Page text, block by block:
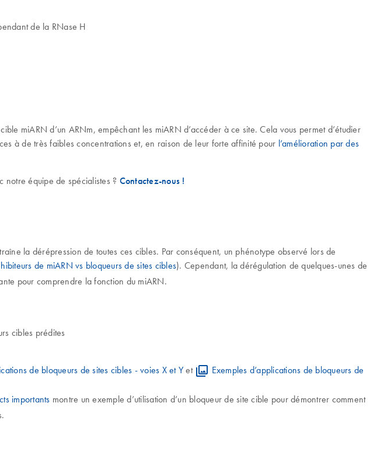
de la RNase H
miARN d’un ARNm, empêchant les miARN d’accéder à ce site. Cela vous permet d’étudier
à de très faibles concentrations et, en raison de leur forte affinité pour l’amélioration par des
notre équipe de spécialistes ? Contactez-nous !
la dérépression de toutes ces cibles. Par conséquent, un phénotype observé lors de
de miARN vs bloqueurs de sites cibles). Cependant, la dérégulation de quelques-unes de
pour comprendre la fonction du miARN.
cibles prédites
de bloqueurs de sites cibles - voies X et Yet
Exemples d’applications de bloqueurs de
importants montre un exemple d’utilisation d’un bloqueur de site cible pour démontrer comment